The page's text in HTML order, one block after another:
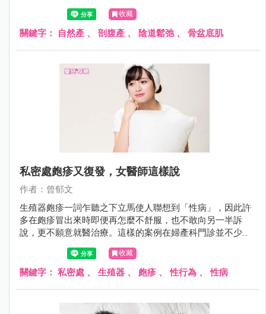
成嚴重的陰道鬆弛，因此她內心偏向選擇剖腹生產。但是難
道剖腹產的陰道就會緊實如初，不受影響嗎？
收藏
關鍵字： 自然產 、 剖腹產 、 陰道鬆弛、 骨盆底肌
私密處皰疹又復發，女醫師這樣說
作者：曾郁文
生殖器皰疹一詞乍聽之下立馬使人聯想到「性病」，因此許
多在皰疹冒出來時即便再怎麼不舒服，也不敢向另一半訴
說，更不願意就醫治療。這樣的案例在婦產科門診並不少
見，陳小姐就是長期飽受私密處皰疹折磨的苦主，到底該怎
麼預防和治療呢？
收藏
關鍵字： 私密處 、 生殖器 、 皰疹 、性行為 、性病